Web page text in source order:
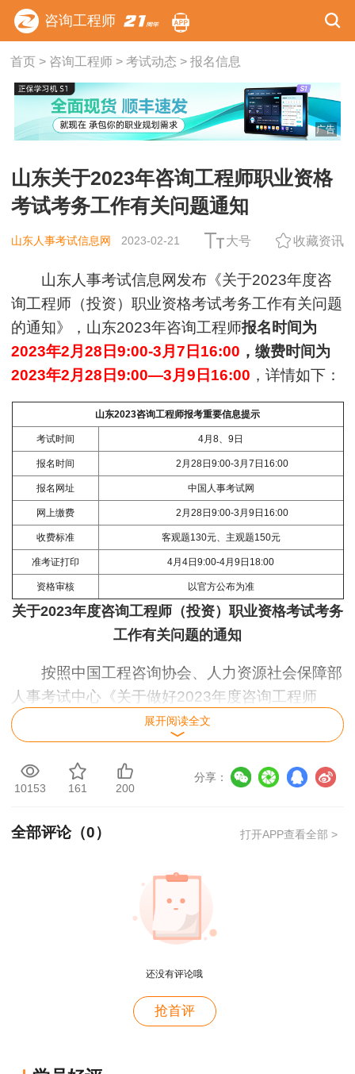
咨询工程师
首页> 咨询工程师> 考试动态 > 报名信息
广告
山东关于2023年咨询工程师职业资格
考试考务工作有关问题通知
山东人事考试信息网 2023-02-21 大号 收藏资讯
山东人事考试信息网发布《关于2023年度咨
询工程师（投资）职业资格考试考务工作有关问题
的通知》，山东2023年咨询工程师报名时间为
2023年2月28日9:00-3月7日16:00 ，缴费时间为
2023年2月28日9:00—3月9日16:00 ，详情如下：
山东2023咨询工程师报考重要信息提示
考试时间 4月8、9日
报名时间 2月28日9:00-3月7日16:00
报名网址 中国人事考试网
网上缴费 2月28日9:00-3月9日16:00
收费标准 客观题130元、主观题150元
准考证打印 4月4日9:00-4月9日18:00
资格审核 以官方公布为准
关于2023年度咨询工程师（投资）职业资格考试考务
工作有关问题的通知
按照中国工程咨询协会、人力资源社会保障部
人事考试中心《关于做好2023年度咨询工程师
（投资）职业资格考试考务工作的通知》（中咨协
资信〔2023〕5号）要求，现将我省2023年度咨
询工程师（投资）职业资格考试考务工作有关问题
通知如下：
一、考试时间及科目设置
展开阅读全文
10153 161 200
分享：
全部评论（0） 打开APP查看全部 >
还没有评论哦
抢首评
用户47****66